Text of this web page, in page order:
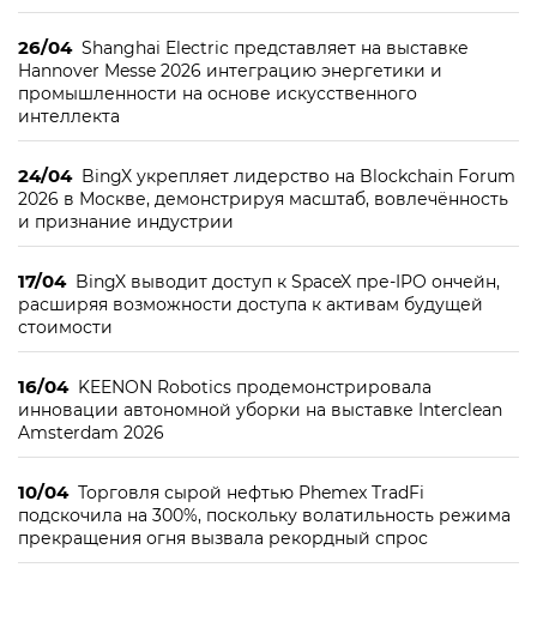
26/04 Shanghai Electric представляет на выставке
Hannover Messe 2026 интеграцию энергетики и
промышленности на основе искусственного
интеллекта
24/04 BingX укрепляет лидерство на Blockchain Forum
2026 в Москве, демонстрируя масштаб, вовлечённость
и признание индустрии
17/04 BingX выводит доступ к SpaceX пре-IPO ончейн,
расширяя возможности доступа к активам будущей
стоимости
16/04 KEENON Robotics продемонстрировала
инновации автономной уборки на выставке Interclean
Amsterdam 2026
10/04 Торговля сырой нефтью Phemex TradFi
подскочила на 300%, поскольку волатильность режима
прекращения огня вызвала рекордный спрос